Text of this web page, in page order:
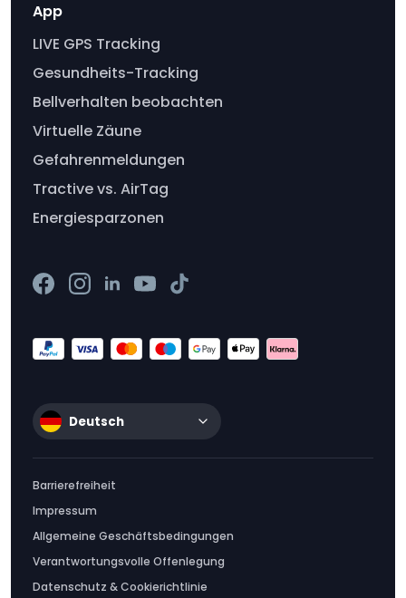
App
LIVE GPS Tracking
Gesundheits-Tracking
Bellverhalten beobachten
Virtuelle Zäune
Gefahrenmeldungen
Tractive vs. AirTag
Energiesparzonen
Deutsch
Barrierefreiheit
Impressum
Allgemeine Geschäftsbedingungen
Verantwortungsvolle Offenlegung
Datenschutz & Cookierichtlinie